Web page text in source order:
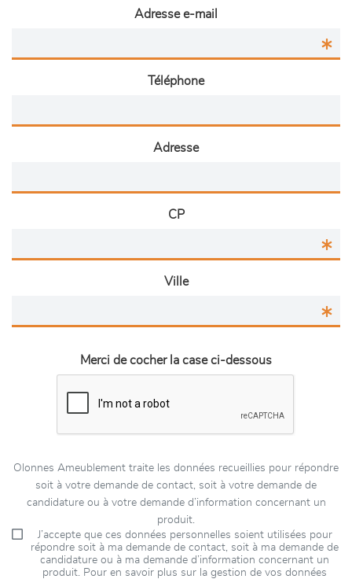
Adresse e-mail
Téléphone
Adresse
CP
Ville
Merci de cocher la case ci-dessous
Olonnes Ameublement traite les données recueillies pour répondre
soit à votre demande de contact, soit à votre demande de
candidature ou à votre demande d’information concernant un
produit.
J’accepte que ces données personnelles soient utilisées pour
répondre soit à ma demande de contact, soit à ma demande de
candidature ou à ma demande d’information concernant un
produit. Pour en savoir plus sur la gestion de vos données